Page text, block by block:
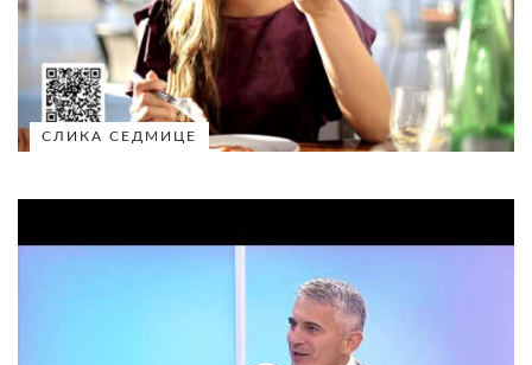
СЛИКА СЕДМИЦЕ